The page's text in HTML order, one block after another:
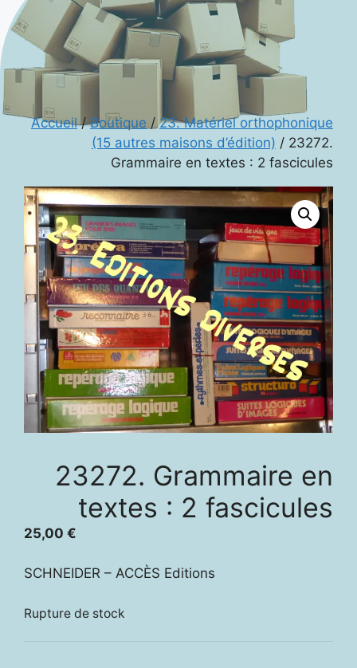
Accueil/Boutique /23. Matériel orthophonique
(15 autres maisons d’édition) / 23272.
Grammaire en textes : 2 fascicules
23272. Grammaire en
textes : 2 fascicules
25,00 €
SCHNEIDER – ACCÈS Editions
Rupture de stock